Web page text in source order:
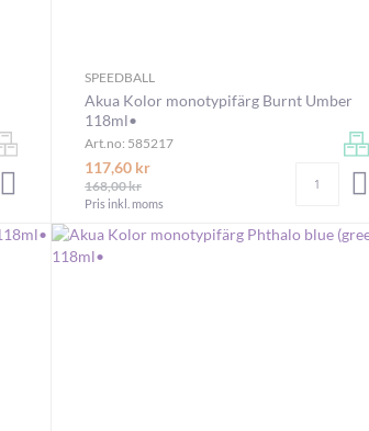
LÄGG I VARUKORGEN
SPEEDBALL
Akua Kolor monotypifärg Burnt Umber
118ml•
Art.no: 585217
117,60 kr
168,00 kr
Pris inkl. moms